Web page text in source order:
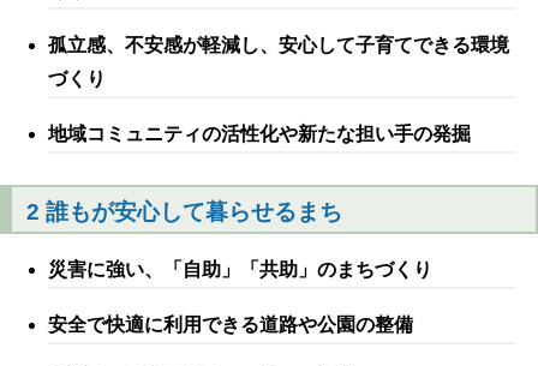
孤立感、不安感が軽減し、安心して子育てできる環境
づくり
地域コミュニティの活性化や新たな担い手の発掘
2 誰もが安心して暮らせるまち
災害に強い、「自助」「共助」のまちづくり
安全で快適に利用できる道路や公園の整備